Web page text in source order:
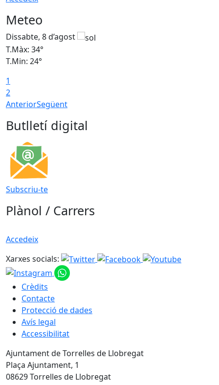
Meteo
Dissabte, 8 d’agost
T.Màx: 34°
T.Min: 24°
1
2
AnteriorSegüent
Butlletí digital
Subscriu-te
Plànol / Carrers
Accedeix
Xarxes socials:
Crèdits
Contacte
Protecció de dades
Avís legal
Accessibilitat
Ajuntament de Torrelles de Llobregat
Plaça Ajuntament, 1
08629 Torrelles de Llobregat